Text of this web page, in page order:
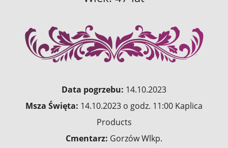
Data pogrzebu: 14.10.2023
Msza Święta: 14.10.2023 o godz. 11:00 Kaplica
Products
Cmentarz: Gorzów Wlkp.